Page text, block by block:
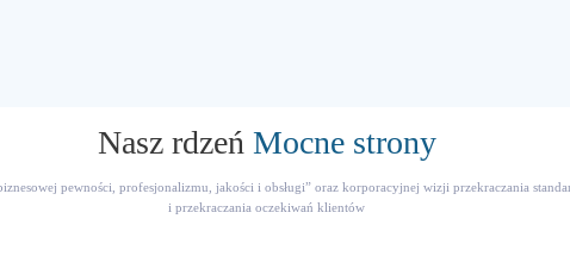
Nasz rdzeń Mocne strony
pewności, profesjonalizmu, jakości i obsługi” oraz korporacyjnej wizji przekraczania
i przekraczania oczekiwań klientów